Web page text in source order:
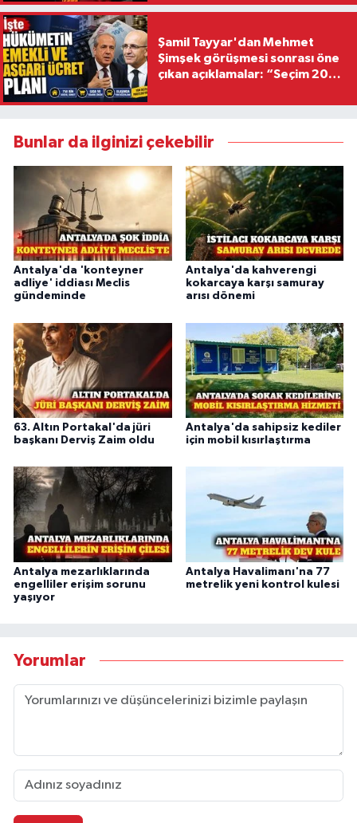
Şamil Tayyar'dan Mehmet
Şimşek görüşmesi sonrası öne
çıkan açıklamalar: “Seçim 2028
Bunlar da ilginizi çekebilir
Antalya'da 'konteyner
adliye' iddiası Meclis
gündeminde
Antalya'da kahverengi
kokarcaya karşı samuray
arısı dönemi
63. Altın Portakal'da jüri
başkanı Derviş Zaim oldu
Antalya'da sahipsiz kediler
için mobil kısırlaştırma
Antalya mezarlıklarında
engelliler erişim sorunu
yaşıyor
Antalya Havalimanı'na 77
metrelik yeni kontrol kulesi
Yorumlar